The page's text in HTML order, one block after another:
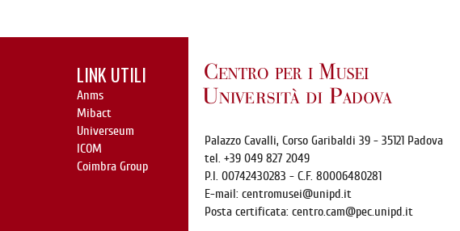
LINK UTILI
Anms
Mibact
Universeum
ICOM
Coimbra Group
Palazzo Cavalli, Corso Garibaldi 39 - 35121 Padova
tel. +39 049 827 2049
P.I. 00742430283 - C.F. 80006480281
E-mail: centromusei@unipd.it
Posta certificata: centro.cam@pec.unipd.it